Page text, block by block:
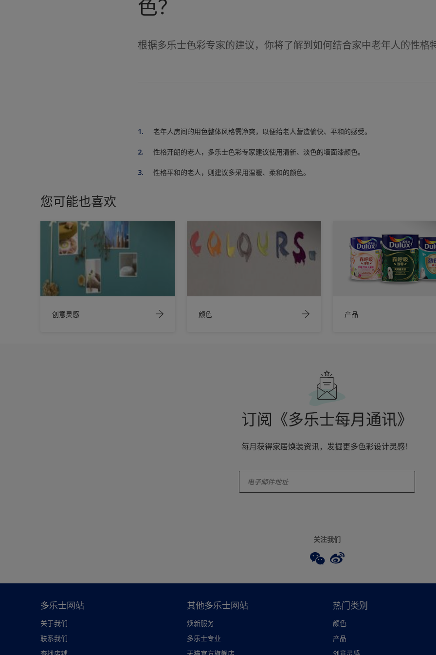
色？
根据多乐士色彩专家的建议，你将了解到如何结合家中老年人的性格
老年人房间的用色整体风格需净爽，以便给老人营造愉快、平和的感受。
性格开朗的老人，多乐士色彩专家建议使用清新、淡色的墙面漆颜色。
性格平和的老人，则建议多采用温暖、柔和的颜色。
您可能也喜欢
创意灵感 颜色 产品
订阅《多乐士每月通讯》
每月获得家居焕装资讯，发掘更多色彩设计灵感！
关注我们
多乐士网站
关于我们
联系我们
查找店铺
其他多乐士网站
焕新服务
多乐士专业
天猫官方旗舰店
热门类别
颜色
产品
创意灵感